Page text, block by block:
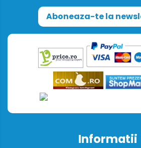
Aboneaza-te la
Informatii